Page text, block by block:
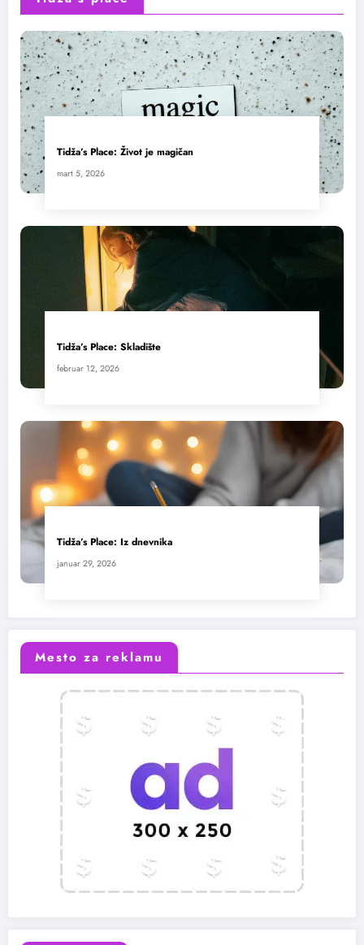
Tidža’s Place: Život je magičan
mart 5, 2026
Tidža’s Place: Skladište
februar 12, 2026
Tidža’s Place: Iz dnevnika
januar 29, 2026
Mesto za reklamu